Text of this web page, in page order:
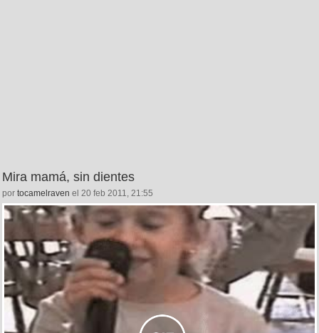
Mira mamá, sin dientes
por tocamelraven el 20 feb 2011, 21:55